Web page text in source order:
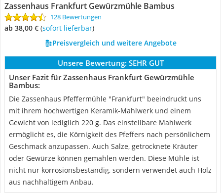
Zassenhaus Frankfurt Gewürzmühle Bambus
128 Bewertungen
ab 38,00 € ( Sofort lieferbar)
Preisvergleich und weitere Angebote
Unsere Bewertung: SEHR GUT
Unser Fazit für Zassenhaus Frankfurt Gewürzmühle
Bambus:
Die Zassenhaus Pfeffermühle "Frankfurt" beeindruckt uns
mit ihrem hochwertigen Keramik-Mahlwerk und einem
Gewicht von lediglich 220 g. Das einstellbare Mahlwerk
ermöglicht es, die Körnigkeit des Pfeffers nach persönlichem
Geschmack anzupassen. Auch Salze, getrocknete Kräuter
oder Gewürze können gemahlen werden. Diese Mühle ist
nicht nur korrosionsbeständig, sondern verwendet auch Holz
aus nachhaltigem Anbau.